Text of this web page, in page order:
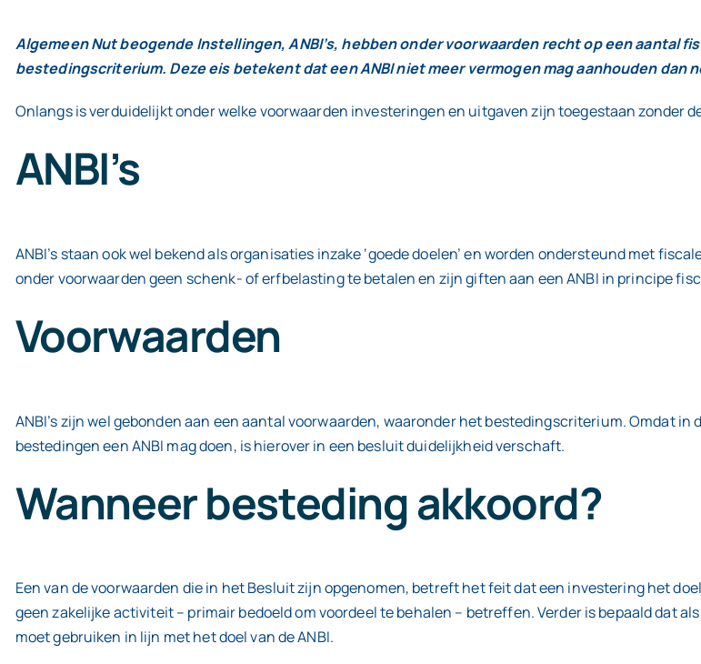
Algemeen Nut beogende Instellingen, ANBI’s, hebben onder voorwaarden recht op een aantal
bestedingscriterium. Deze eis betekent dat een ANBI niet meer vermogen mag aanhouden dan
Onlangs is verduidelijkt onder welke voorwaarden investeringen en uitgaven zijn toegestaan zonder
ANBI’s
ANBI’s staan ook wel bekend als organisaties inzake ‘goede doelen’ en worden ondersteund met
onder voorwaarden geen schenk- of erfbelasting te betalen en zijn giften aan een ANBI in principe
Voorwaarden
ANBI’s zijn wel gebonden aan een aantal voorwaarden, waaronder het bestedingscriterium. Omdat in
bestedingen een ANBI mag doen, is hierover in een besluit duidelijkheid verschaft.
Wanneer besteding akkoord?
Een van de voorwaarden die in het Besluit zijn opgenomen, betreft het feit dat een investering het
geen zakelijke activiteit – primair bedoeld om voordeel te behalen – betreffen. Verder is bepaald dat
moet gebruiken in lijn met het doel van de ANBI.